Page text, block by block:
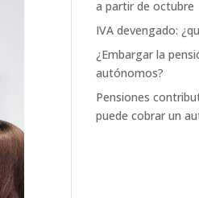
a partir de octubre
IVA devengado:
¿Embargar la
autónomos?
Pensiones
puede cobrar un